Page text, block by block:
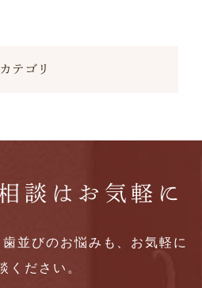
カテゴリ
談はお気軽に
並びのお悩みも、お気軽に
ください。